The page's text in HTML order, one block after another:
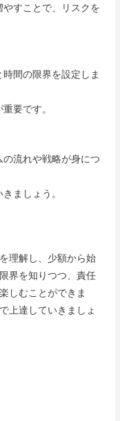
すことで、リスクを
間の限界を設定しま
要です。
流れや戦略が身につ
ましょう。
理解し、少額から始
界を知りつつ、責任
しむことができま
上達していきましょ